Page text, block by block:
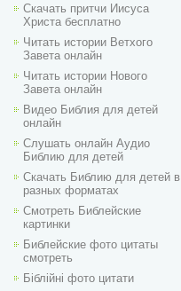
Скачать притчи Иисуса
Христа бесплатно
Читать истории Ветхого
Завета онлайн
Читать истории Нового
Завета онлайн
Видео Библия для детей
онлайн
Слушать онлайн Аудио
Библию для детей
Скачать Библию для детей в
разных форматах
Смотреть Библейские
картинки
Библейские фото цитаты
смотреть
Біблійні фото цитати